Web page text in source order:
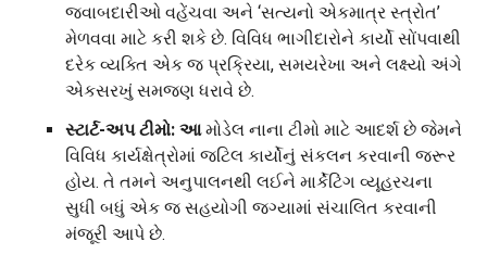
જવાબદારીઓ વહેંચવા અને ‘સત્યનો એકમાત્ર સ્ત્રોત’
મેળવવા માટે કરી શકે છે. વિવિધ ભાગીદારોને કાર્યો સોંપવાથી
દરેક વ્યક્તિ એક જ પ્રક્રિયા, સમયરેખા અને લક્ષ્યો અંગે
એકસરખું સમજણ ધરાવે છે.
સ્ટાર્ટ-અપ ટીમો: આમોડેલ નાના ટીમો માટે આદર્શ છે જેમને
વિવિધ કાર્યક્ષેત્રોમાં જટિલ કાર્યોનું સંકલન કરવાની જરૂર
હોય. તે તમને અનુપાલનથી લઈને માર્કેટિંગ વ્યૂહરચના
સુધી બધું એક જ સહયોગી જગ્યામાં સંચાલિત કરવાની
મંજૂરી આપે છે.